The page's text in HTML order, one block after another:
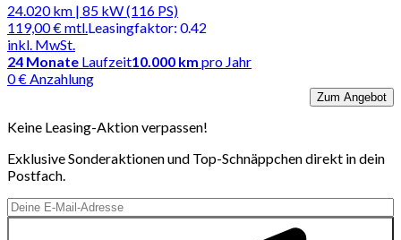
24.020 km | 85 kW (116 PS)
119,00 €mtl.
inkl. MwSt.
Leasingfaktor: 0.42
24 Monate Laufzeit10.000 km pro Jahr
0 € Anzahlung
Zum Angebot
Keine Leasing-Aktion verpassen!
Exklusive Sonderaktionen und Top-Schnäppchen direkt in dein
Postfach.